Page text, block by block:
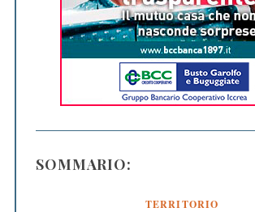
SOMMARIO:
TERRITORIO